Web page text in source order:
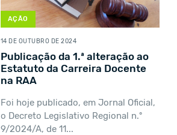
AÇÃO
14 DE OUTUBRO DE 2024
Publicação da 1.ª alteração ao
Estatuto da Carreira Docente
na RAA
Foi hoje publicado, em Jornal Oficial,
o Decreto Legislativo Regional n.º
9/2024/A, de 11...